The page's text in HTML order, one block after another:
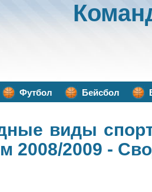
Футбол Бейсбол
виды
2008/2009 -